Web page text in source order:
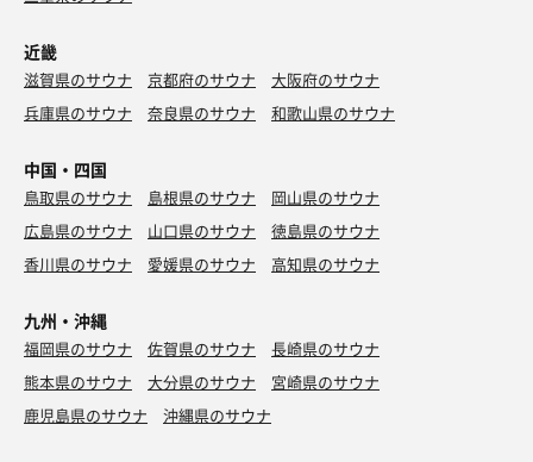
近畿
滋賀県のサウナ 京都府のサウナ
大阪府のサウナ
兵庫県のサウナ
奈良県のサウナ 和歌山県のサウナ
中国・四国
鳥取県のサウナ 島根県のサウナ
岡山県のサウナ
広島県のサウナ
山口県のサウナ
徳島県のサウナ
香川県のサウナ
愛媛県のサウナ 高知県のサウナ
九州・沖縄
福岡県のサウナ 佐賀県のサウナ
長崎県のサウナ
熊本県のサウナ
大分県のサウナ
宮崎県のサウナ
鹿児島県のサウナ
沖縄県のサウナ